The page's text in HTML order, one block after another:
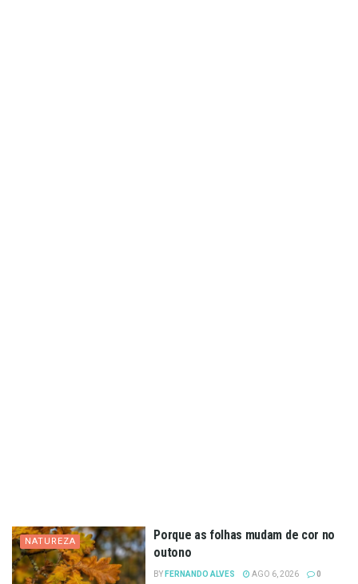
NATUREZA
Porque as folhas mudam de cor no
outono
BY FERNANDO ALVES AGO 6, 2026 0